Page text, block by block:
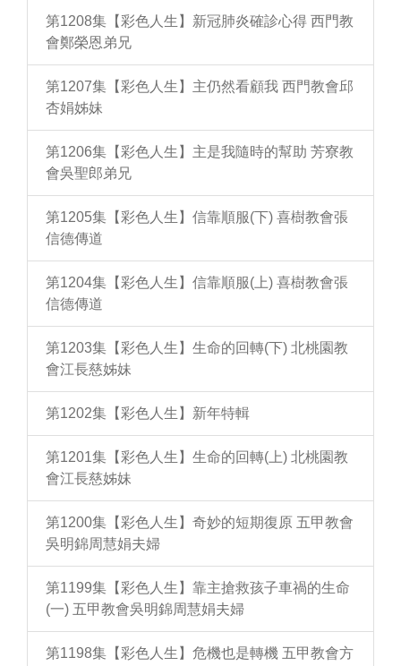
第1208集【彩色人生】新冠肺炎確診心得 西門教
會鄭榮恩弟兄
第1207集【彩色人生】主仍然看顧我 西門教會邱
杏娟姊妹
第1206集【彩色人生】主是我隨時的幫助 芳寮教
會吳聖郎弟兄
第1205集【彩色人生】信靠順服(下) 喜樹教會張
信德傳道
第1204集【彩色人生】信靠順服(上) 喜樹教會張
信德傳道
第1203集【彩色人生】生命的回轉(下) 北桃園教
會江長慈姊妹
第1202集【彩色人生】新年特輯
第1201集【彩色人生】生命的回轉(上) 北桃園教
會江長慈姊妹
第1200集【彩色人生】奇妙的短期復原 五甲教會
吳明錦周慧娟夫婦
第1199集【彩色人生】靠主搶救孩子車禍的生命
(一) 五甲教會吳明錦周慧娟夫婦
第1198集【彩色人生】危機也是轉機 五甲教會方